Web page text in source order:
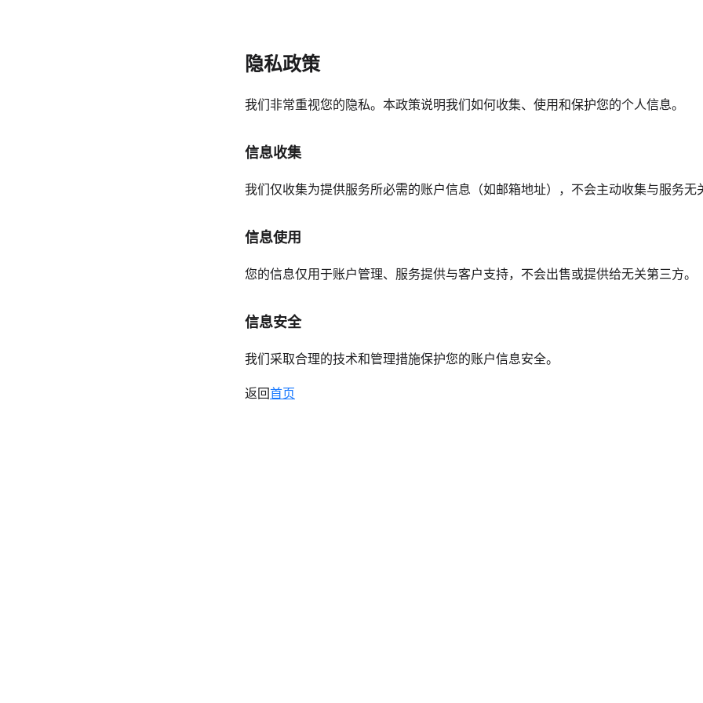
隐私政策
我们非常重视您的隐私。本政策说明我们如何收集、使用和保护您的个人信息。
信息收集
我们仅收集为提供服务所必需的账户信息（如邮箱地址），不会主动收集与服务无
信息使用
您的信息仅用于账户管理、服务提供与客户支持，不会出售或提供给无关第三方。
信息安全
我们采取合理的技术和管理措施保护您的账户信息安全。
返回首页